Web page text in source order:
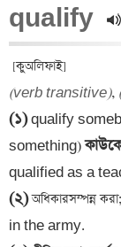
qualify
(verb transitive),
(১) qualify
something)
(২) অধিকারসম্পন্ন